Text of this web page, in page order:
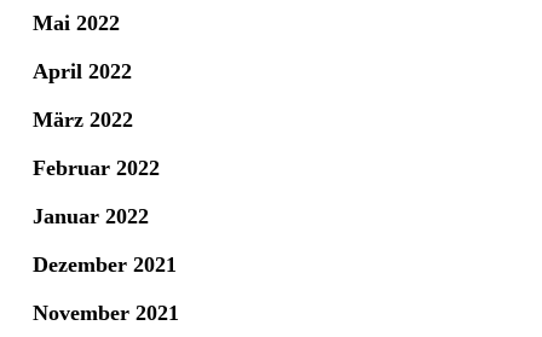
Mai 2022
April 2022
März 2022
Februar 2022
Januar 2022
Dezember 2021
November 2021